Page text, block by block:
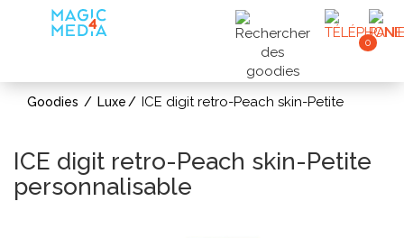
0
Goodies Luxe ICE digit retro-Peach skin-Petite
ICE digit retro-Peach skin-Petite
personnalisable